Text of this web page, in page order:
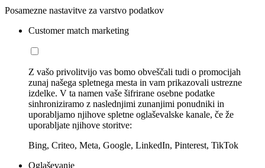
Posamezne nastavitve za varstvo podatkov
Customer match marketing
Z vašo privolitvijo vas bomo obveščali tudi o promocijah
zunaj našega spletnega mesta in vam prikazovali ustrezne
izdelke. V ta namen vaše šifrirane osebne podatke
sinhroniziramo z naslednjimi zunanjimi ponudniki in
uporabljamo njihove spletne oglaševalske kanale, če že
uporabljate njihove storitve:
Bing, Criteo, Meta, Google, LinkedIn, Pinterest, TikTok
Oglaševanje